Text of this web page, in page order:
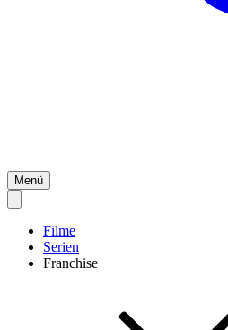
Menü
Filme
Serien
Franchise